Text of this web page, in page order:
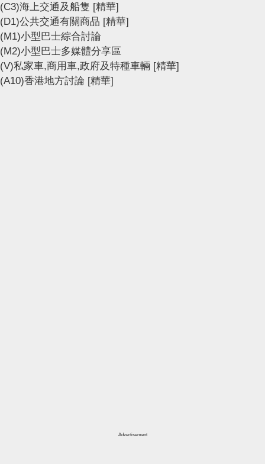
(C3)海上交通及船隻 [精華]
(D1)公共交通有關商品 [精華]
(M1)小型巴士綜合討論
(M2)小型巴士多媒體分享區
(V)私家車,商用車,政府及特種車輛 [精華]
(A10)香港地方討論 [精華]
Advertisement